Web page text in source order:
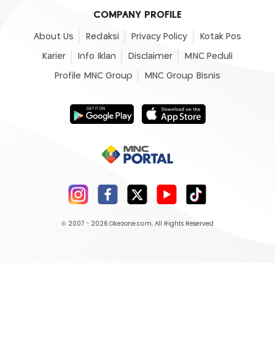
COMPANY PROFILE
About Us Redaksi Privacy Policy Kotak Pos
Karier Info Iklan Disclaimer MNC Peduli
Profile MNC Group MNC Group Bisnis
© 2007 - 2026 Okezone.com, All Rights Reserved